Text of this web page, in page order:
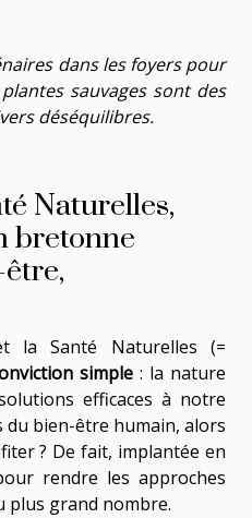
dans les foyers pour
sauvages sont des
déséquilibres.
Naturelles,
bretonne
la Santé Naturelles (=
simple : la nature
efficaces à notre
bien-être humain, alors
? De fait, implantée en
rendre les approches
plus grand nombre.